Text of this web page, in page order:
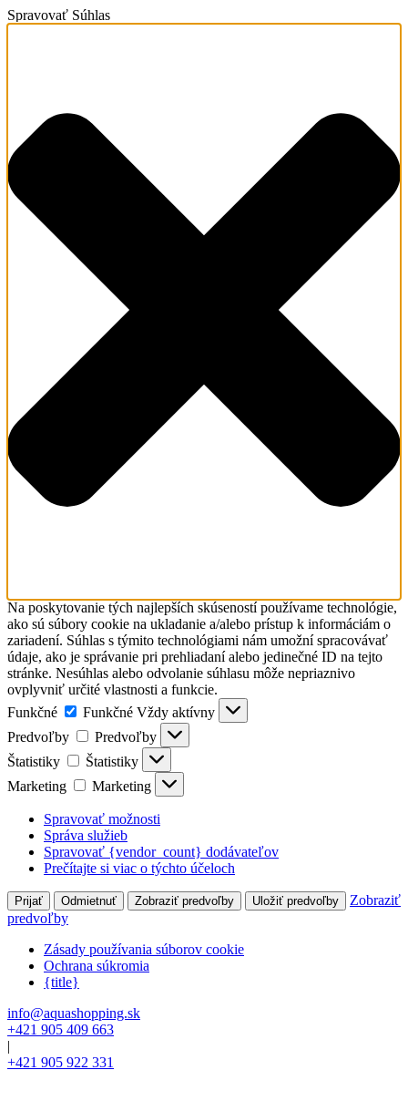
Spravovať Súhlas
Na poskytovanie tých najlepších skúseností používame technológie,
ako sú súbory cookie na ukladanie a/alebo prístup k informáciám o
zariadení. Súhlas s týmito technológiami nám umožní spracovávať
údaje, ako je správanie pri prehliadaní alebo jedinečné ID na tejto
stránke. Nesúhlas alebo odvolanie súhlasu môže nepriaznivo
ovplyvniť určité vlastnosti a funkcie.
Funkčné
Funkčné Vždy aktívny
Predvoľby
Predvoľby
Štatistiky
Štatistiky
Marketing
Marketing
Spravovať možnosti
Správa služieb
Spravovať {vendor_count} dodávateľov
Prečítajte si viac o týchto účeloch
Prijať Odmietnuť Zobraziť predvoľby Uložiť predvoľby
Zobraziť
predvoľby
Zásady používania súborov cookie
Ochrana súkromia
{title}
info@aquashopping.sk
+421 905 409 663
|
+421 905 922 331